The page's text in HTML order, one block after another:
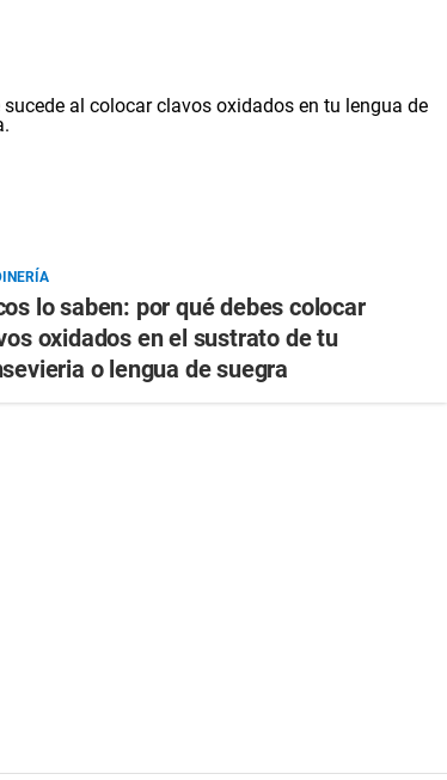
lo saben: por qué debes colocar
oxidados en el sustrato de tu
o lengua de suegra